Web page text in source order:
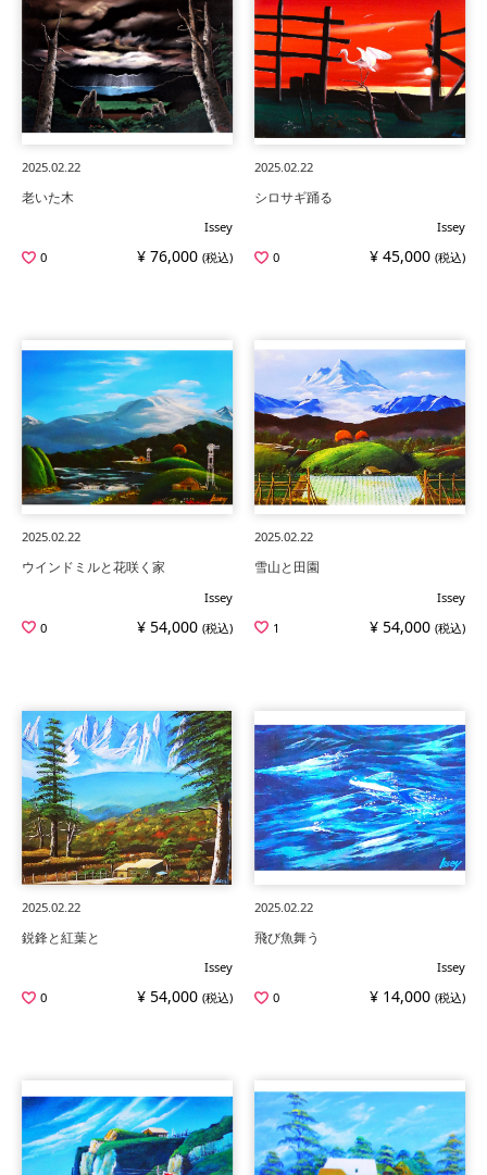
2025.02.22
老いた木
Issey
0
¥ 76,000 (税込)
2025.02.22
シロサギ踊る
Issey
0
¥ 45,000 (税込)
2025.02.22
ウインドミルと花咲く家
Issey
0
¥ 54,000 (税込)
2025.02.22
雪山と田園
Issey
1
¥ 54,000 (税込)
2025.02.22
鋭鋒と紅葉と
Issey
0
¥ 54,000 (税込)
2025.02.22
飛び魚舞う
Issey
0
¥ 14,000 (税込)